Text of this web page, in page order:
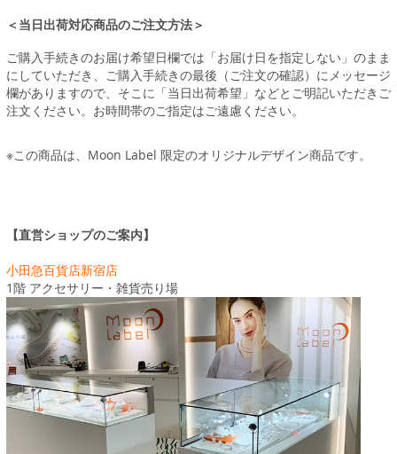
＜当日出荷対応商品のご注文方法＞
ご購入手続きのお届け希望日欄では「お届け日を指定しない」のまま
にしていただき、ご購入手続きの最後（ご注文の確認）にメッセージ
欄がありますので、そこに「当日出荷希望」などとご明記いただきご
注文ください。お時間帯のご指定はご遠慮ください。
※この商品は、Moon Label 限定のオリジナルデザイン商品です。
【直営ショップのご案内】
小田急百貨店新宿店
1階 アクセサリー・雑貨売り場